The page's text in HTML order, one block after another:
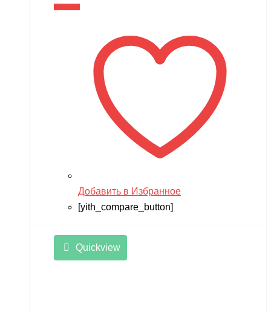
Добавить в Избранное
[yith_compare_button]
Quickview